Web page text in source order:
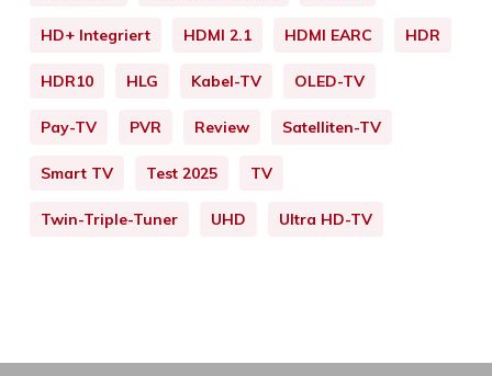
HD+ Integriert HDMI 2.1 HDMI EARC HDR
HDR10 HLG Kabel-TV OLED-TV
Pay-TV PVR Review Satelliten-TV
Smart TV Test 2025 TV
Twin-Triple-Tuner UHD Ultra HD-TV